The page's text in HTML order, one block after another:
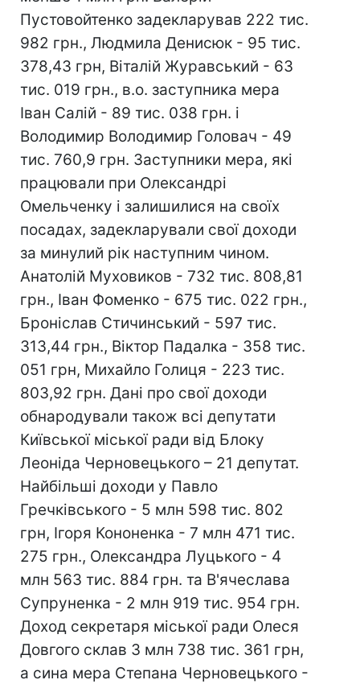
Пустовойтенко задекларував 222 тис.
982 грн., Людмила Денисюк - 95 тис.
378,43 грн, Віталій Журавський - 63
тис. 019 грн., в.о. заступника мера
Іван Салій - 89 тис. 038 грн. і
Володимир Володимир Головач - 49
тис. 760,9 грн. Заступники мера, які
працювали при Олександрі
Омельченку і залишилися на своїх
посадах, задекларували свої доходи
за минулий рік наступним чином.
Анатолій Муховиков - 732 тис. 808,81
грн., Іван Фоменко - 675 тис. 022 грн.,
Броніслав Стичинський - 597 тис.
313,44 грн., Віктор Падалка - 358 тис.
051 грн, Михайло Голиця - 223 тис.
803,92 грн. Дані про свої доходи
обнародували також всі депутати
Київської міської ради від Блоку
Леоніда Черновецького – 21 депутат.
Найбільші доходи у Павло
Гречківського - 5 млн 598 тис. 802
грн, Ігоря Кононенка - 7 млн 471 тис.
275 грн., Олександра Луцького - 4
млн 563 тис. 884 грн. та В'ячеслава
Супруненка - 2 млн 919 тис. 954 грн.
Доход секретаря міської ради Олеся
Довгого склав 3 млн 738 тис. 361 грн,
а сина мера Степана Черновецького -